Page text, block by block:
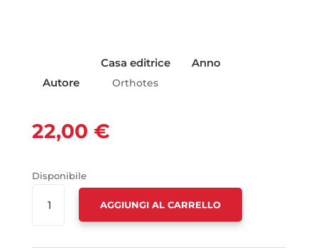
Autore
Casa editrice
Orthotes
Anno
22,00 €
Disponibile
TRANSIZIONE
GIUSTA?
AGGIUNGI AL CARRELLO